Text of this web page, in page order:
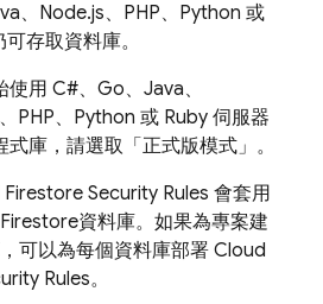
、Node.js、PHP、Python 或
存取資料庫。
使用 C#、Go、Java、
PHP、Python 或 Ruby 伺服器
式庫，請選取「正式版模式」。
Security Rules 會套用
資料庫。如果為專案建
可以為每個資料庫部署 Cloud
Rules。